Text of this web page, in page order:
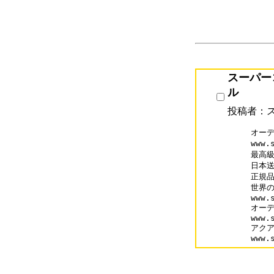
スーパ
ル
投稿者：
オー
最高
日本
正規
世界
オー
アク